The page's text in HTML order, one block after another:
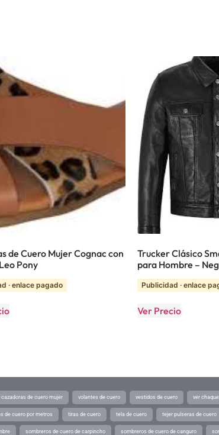
de Cuero Mujer Cognac con
Pony
· enlace pagado
Trucker Clásico
para Hombre –
Publicidad · enlace
Ver Precio
cazadoras de cuero mujer volantes de cuero vestidos de cuero ver
de cuero por metros tiras de cuero tela de cuero tejer pulseras de cuero
sombreros de cuero de carpincho sombreros de cuero de canguro